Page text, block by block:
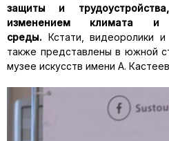
защиты и
изменением климата и
среды. Кстати, видеоролики
также представлены в южной
музее искусств имени А.